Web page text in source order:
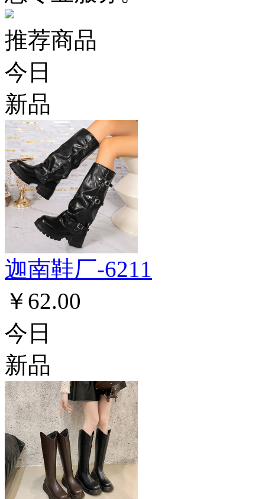
推荐商品
今日
新品
迦南鞋厂-6211
￥62.00
今日
新品